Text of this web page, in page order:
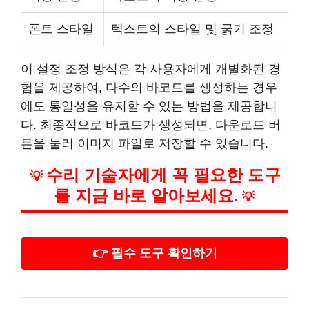
폰트 스타일 텍스트의 스타일 및 굵기 조정
이 설정 조정 방식은 각 사용자에게 개별화된 경
험을 제공하여, 다수의 바코드를 생성하는 경우
에도 통일성을 유지할 수 있는 방법을 제공합니
다. 최종적으로 바코드가 생성되면, 다운로드 버
튼을 눌러 이미지 파일로 저장할 수 있습니다.
💡 수리 기술자에게 꼭 필요한 도구
를 지금 바로 알아보세요. 💡
👉 필수 도구 확인하기